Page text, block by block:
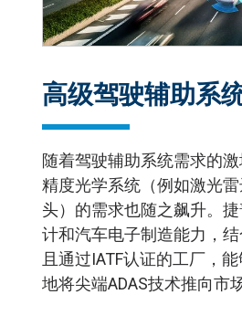
高级驾驶辅助系
随着驾驶辅助系统需求的
精度光学系统（例如激光
头）的需求也随之飙升。
计和汽车电子制造能力，
且通过IATF认证的工厂，
地将尖端ADAS技术推向市场